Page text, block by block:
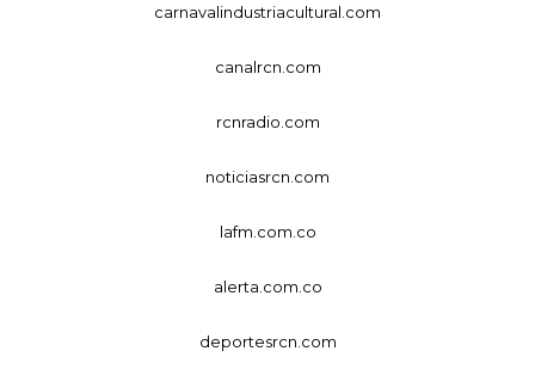
carnavalindustriacultural.com
canalrcn.com
rcnradio.com
noticiasrcn.com
lafm.com.co
alerta.com.co
deportesrcn.com